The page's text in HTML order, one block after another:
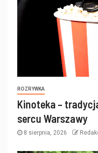
ROZRYWKA
Kinoteka –
sercu Warszawy
8 sierpnia, 2026